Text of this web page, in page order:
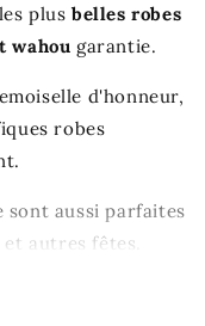
plus belles robes
wahou garantie.
d'honneur,
robes
sont aussi parfaites
autres fêtes.